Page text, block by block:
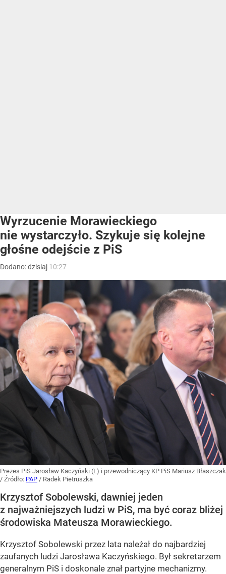
Wyrzucenie Morawieckiego
nie wystarczyło. Szykuje się kolejne
głośne odejście z PiS
Dodano:dzisiaj 10:27
Prezes PiS Jarosław Kaczyński (L) i przewodniczący KP PiS Mariusz Błaszczak
/ Źródło: PAP / Radek Pietruszka
Krzysztof Sobolewski, dawniej jeden
z najważniejszych ludzi w PiS, ma być coraz bliżej
środowiska Mateusza Morawieckiego.
Krzysztof Sobolewski przez lata należał do najbardziej
zaufanych ludzi Jarosława Kaczyńskiego. Był sekretarzem
generalnym PiS i doskonale znał partyjne mechanizmy.